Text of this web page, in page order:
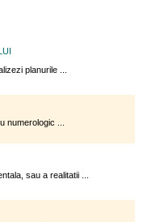
planurile ...
numerologic ...
sau a realitatii ...